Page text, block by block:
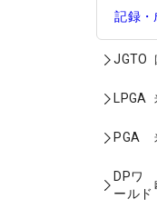
記録・
JGTO
LPGA
PGA
DPワ
ールド